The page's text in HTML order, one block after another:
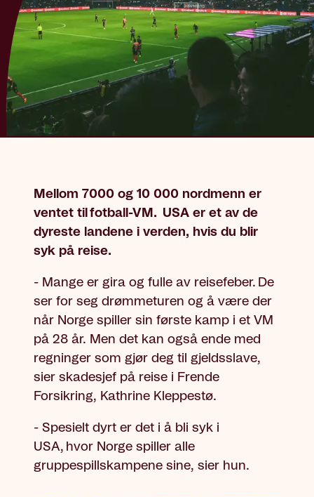
Mellom 7000 og 10 000 nordmenn er
ventet til fotball-VM. USA er et av de
dyreste landene i verden, hvis du blir
syk på reise.
- Mange er gira og fulle av reisefeber. De
ser for seg drømmeturen og å være der
når Norge spiller sin første kamp i et VM
på 28 år. Men det kan også ende med
regninger som gjør deg til gjeldsslave,
sier skadesjef på reise i Frende
Forsikring, Kathrine Kleppestø.
- Spesielt dyrt er det i å bli syk i
USA, hvor Norge spiller alle
gruppespillskampene sine, sier hun.